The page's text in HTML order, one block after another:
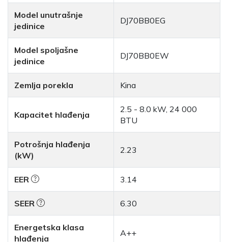
Model unutrašnje
jedinice
DJ70BB0EG
Model spoljašne
jedinice
DJ70BB0EW
Zemlja porekla Kina
Kapacitet hlađenja
2.5 - 8.0 kW, 24 000
BTU
Potrošnja hlađenja
(kW)
2.23
EER 3.14
SEER 6.30
Energetska klasa
hlađenja
A++